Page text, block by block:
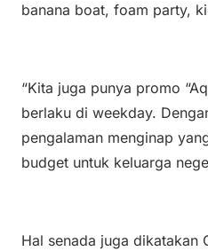
banana boat, foam party,
“Kita juga punya promo
berlaku di weekday.
pengalaman menginap
budget untuk keluarga
Hal senada juga dikatakan